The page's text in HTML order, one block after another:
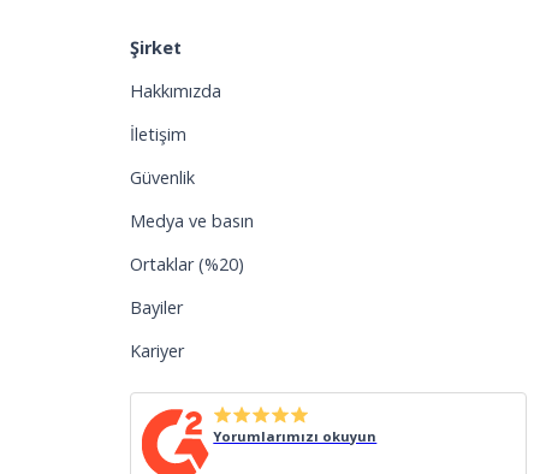
Şirket
Hakkımızda
İletişim
Güvenlik
Medya ve basın
Ortaklar (%20)
Bayiler
Kariyer
Yorumlarımızı okuyun